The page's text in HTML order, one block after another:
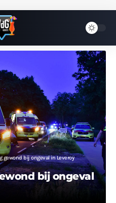
gewond bij ongeval in Leveroy
bij ongeval